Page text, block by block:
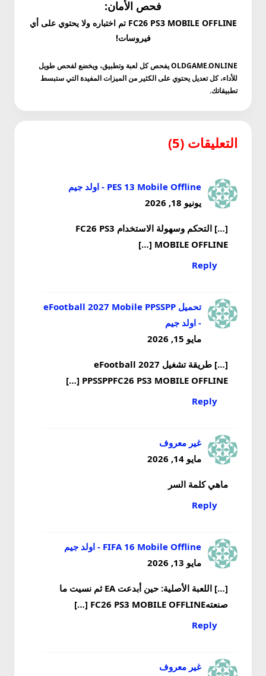
فحص الأمان:
FC26 PS3 MOBILE OFFLINE تم اختباره ولا يحتوي على أي
فيروسات!
OLDGAME.ONLINE يفحص كل لعبة وتطبيق، ويخضع لفحص طويل
للأداء، كل تعديل يحتوي على الكثير من الميزات المفيدة التي ستبسط
تطبيقاتك.
التعليقات (5)
PES 13 Mobile Offline - اولد جيم
يونيو 18, 2026
[…] التحكم وسهولة الاستخدام FC26 PS3
MOBILE OFFLINE […]
Reply
تحميل eFootball 2027 Mobile PPSSPP
- اولد جيم
مايو 15, 2026
[…] طريقة تشغيل eFootball 2027
PPSSPPFC26 PS3 MOBILE OFFLINE […]
Reply
غير معروف
مايو 14, 2026
ماهي كلمة السر
Reply
FIFA 16 Mobile Offline - اولد جيم
مايو 13, 2026
[…] اللعبة الأصلية: حين أبدعت EA ثم نسيت ما
صنعتهFC26 PS3 MOBILE OFFLINE […]
Reply
غير معروف